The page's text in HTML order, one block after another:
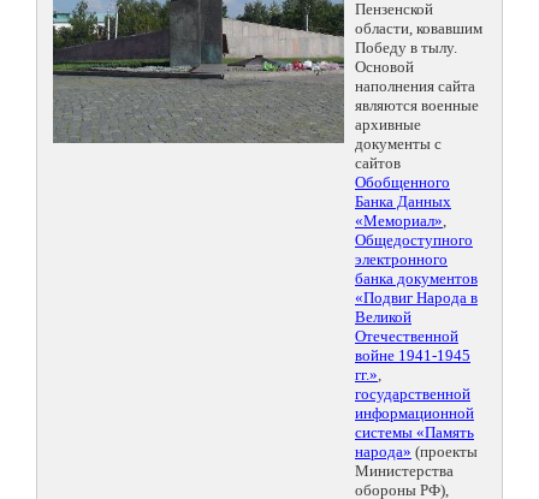
Пензенской
области, ковавшим
Победу в тылу.
Основой
наполнения сайта
являются военные
архивные
документы с
сайтов
Обобщенного
Банка Данных
«Мемориал»,
Общедоступного
электронного
банка документов
«Подвиг Народа в
Великой
Отечественной
войне 1941-1945
гг.»,
государственной
информационной
системы «Память
народа» (проекты
Министерства
обороны РФ),